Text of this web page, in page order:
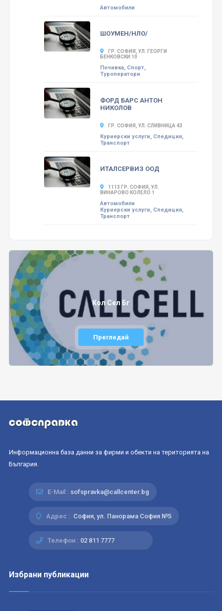
Автомобили
ШОУМЕН/НЛО/
ГР. СОФИЯ, УЛ. ГЕОРГИ
БЕНКОВСКИ 10
Почивка, Спорт,
Туроператори
ФОРД БАРС АНТОН
НИКОЛОВ
ГР. СОФИЯ, УЛ. СЛИВНИЦА 43
Куриерски услуги, Спедиция,
Транспорт
ИТАЛСЕРВИЗ ООД
1113 ГР. СОФИЯ, УЛ.
ВИНАРОВО КОЛЕЛО 1
Автомобили
Куриерски услуги, Спедиция,
Транспорт
Кол Сел Бг
Прегледай
Информационна база данни за фирми и обекти на територията на
България.
E-Mail : sofspravka@callcenter.bg
Адрес : София, ул. Панорама София №5
Телефон : 02 811 7777
Избрани публикации